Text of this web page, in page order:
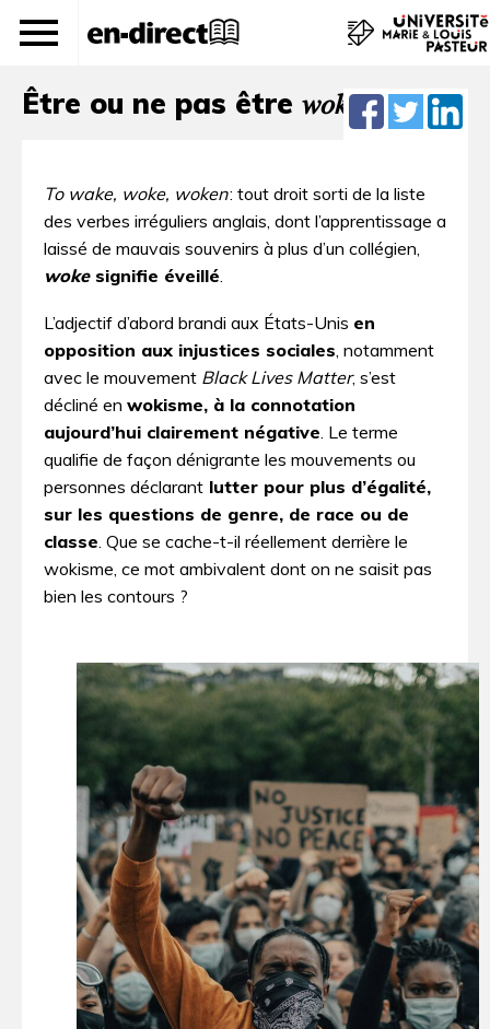
[Vice versa]
Être ou ne pas être 𝑤𝑜𝑘𝑒…
To wake, woke, woken: tout droit sorti de la liste
des verbes irréguliers anglais, dont l’apprentissage a
laissé de mauvais souvenirs à plus d’un collégien,
wokesignifie éveillé.
L’adjectif d’abord brandi aux États-Unis en
opposition aux injustices sociales, notamment
avec le mouvement Black Lives Matter, s’est
décliné en wokisme, à la connotation
aujourd’hui clairement négative. Le terme
qualifie de façon dénigrante les mouvements ou
personnes déclarant lutter pour plus d’égalité,
sur les questions de genre, de race ou de
classe. Que se cache-t-il réellement derrière le
wokisme, ce mot ambivalent dont on ne saisit pas
bien les contours ?